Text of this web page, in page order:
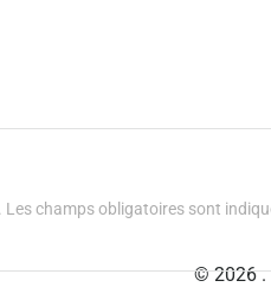
Les champs obligatoires sont
© 2026 .